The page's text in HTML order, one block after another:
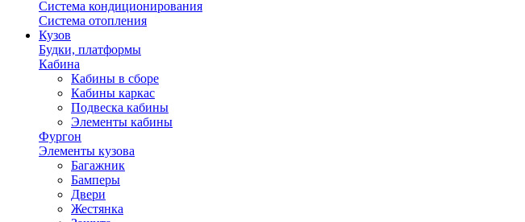
Система кондиционирования
Система отопления
Кузов
Будки, платформы
Кабина
Кабины в сборе
Кабины каркас
Подвеска кабины
Элементы кабины
Фургон
Элементы кузова
Багажник
Бамперы
Двери
Жестянка